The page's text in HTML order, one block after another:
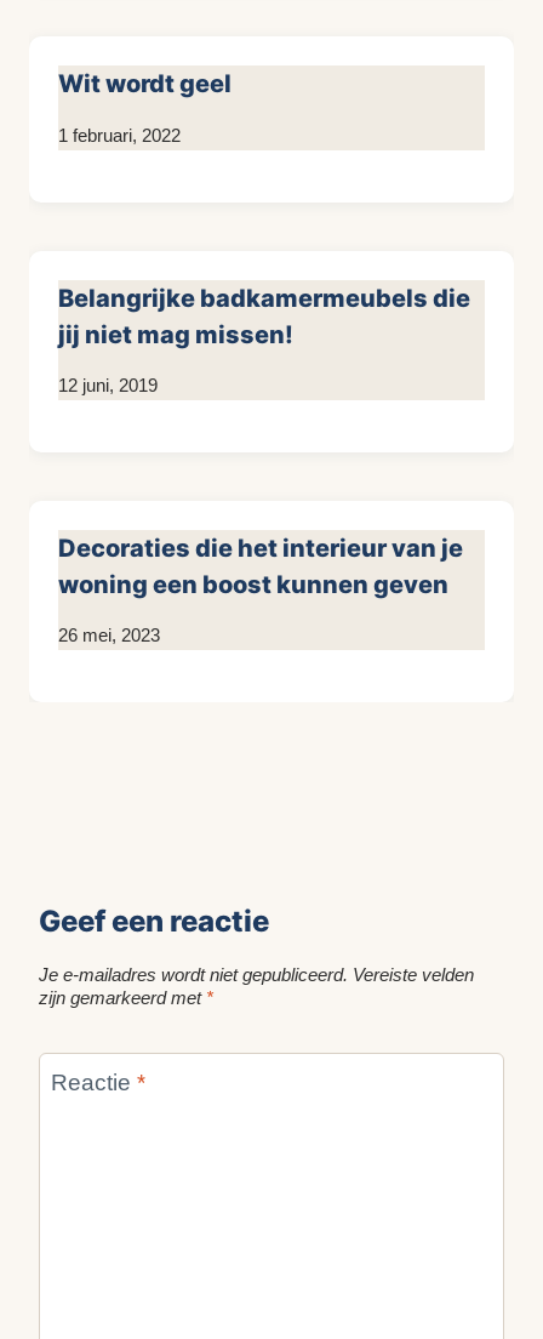
Wit wordt geel
Door
1 februari, 2022
Belangrijke badkamermeubels die
jij niet mag missen!
Door
12 juni, 2019
Decoraties die het interieur van je
woning een boost kunnen geven
Door
26 mei, 2023
Geef een reactie
Je e-mailadres wordt niet gepubliceerd. Vereiste velden
zijn gemarkeerd met *
Reactie *